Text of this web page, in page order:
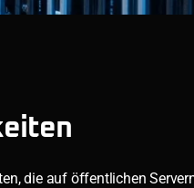
die auf öffentlichen